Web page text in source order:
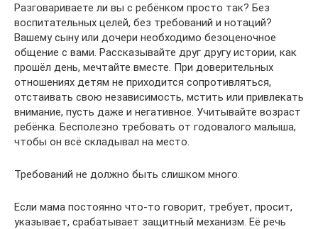
Разговариваете ли вы с ребёнком просто так? Без
воспитательных целей, без требований и нотаций?
Вашему сыну или дочери необходимо безоценочное
общение с вами. Рассказывайте друг другу истории, как
прошёл день, мечтайте вместе. При доверительных
отношениях детям не приходится сопротивляться,
отстаивать свою независимость, мстить или привлекать
внимание, пусть даже и негативное. Учитывайте возраст
ребёнка. Бесполезно требовать от годовалого малыша,
чтобы он всё складывал на место.
Требований не должно быть слишком много.
Если мама постоянно что-то говорит, требует, просит,
указывает, срабатывает защитный механизм. Её речь